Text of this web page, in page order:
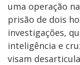
uma operação
prisão de dois
investigações,
inteligência e
visam